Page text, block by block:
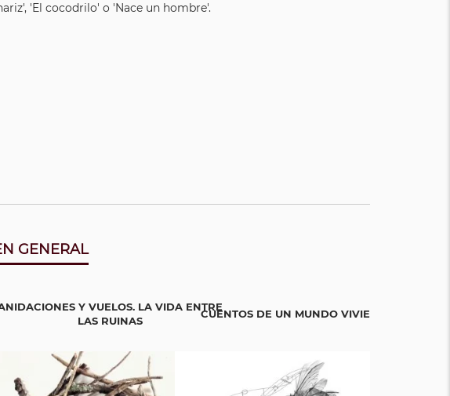
'El cocodrilo' o 'Nace un hombre'.
GENERAL
Y VUELOS. LA VIDA ENTRE
LAS RUINAS
CUENTOS DE UN MUNDO VIVIENTE